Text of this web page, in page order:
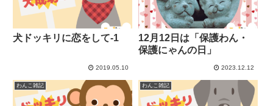
犬ドッキリに恋をして-1
2019.05.10
12月12日は「保護わん・
保護にゃんの日」
2023.12.12
わんこ雑記 わんこ雑記